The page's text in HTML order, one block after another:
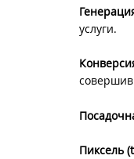
услуги.
Пиксель (